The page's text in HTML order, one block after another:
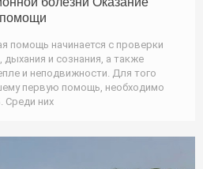
помощь начинается с проверки
дыхания и сознания, а также
и неподвижности. Для того
первую помощь, необходимо
Среди них